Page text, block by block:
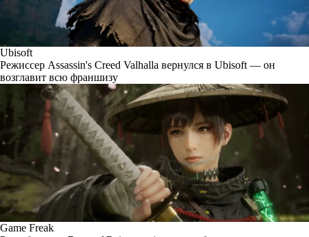
Ubisoft
Режиссер Assassin's Creed Valhalla вернулся в Ubisoft — он
возглавит всю франшизу
Game Freak